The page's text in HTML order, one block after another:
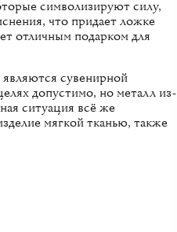
символизируют силу,
что придает ложке
отличным подарком для
сувенирной
допустимо, но металл из-
ситуация всё же
мягкой тканью, также